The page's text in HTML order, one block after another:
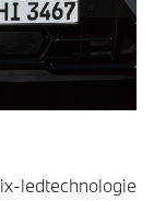
ledtechnologie